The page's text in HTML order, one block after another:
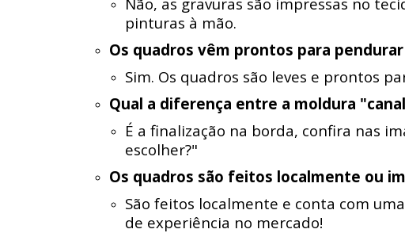
pinturas à mão.
Os quadros vêm prontos para
Sim. Os quadros são leves e prontos
Qual a diferença entre a moldura
É a finalização na borda, confira nas
escolher?"
Os quadros são feitos localmente ou
São feitos localmente e conta com
de experiência no mercado!